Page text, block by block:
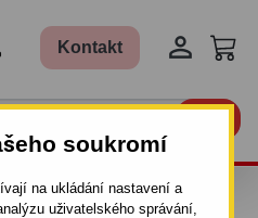
soukromí
na ukládání nastavení a
uživatelského správání,
Kontakt 
OPEL COMBO - "C" -